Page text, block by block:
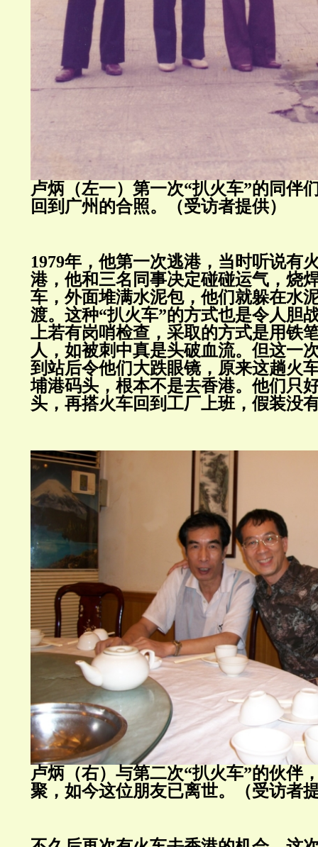
卢炳（左一）第一次“扒火车”的同伴
回到广州的合照。（受访者提供）
1979年，他第一次逃港，当时听说有
港，他和三名同事决定碰碰运气，烧
车，外面堆满水泥包，他们就躲在水
渡。这种“扒火车”的方式也是令人胆
上若有岗哨检查，采取的方式是用铁
人，如被刺中真是头破血流。但这一
到站后令他们大跌眼镜，原来这趟火
埔港码头，根本不是去香港。他们只
头，再搭火车回到工厂上班，假装没
卢炳（右）与第二次“扒火车”的伙伴
聚，如今这位朋友已离世。（受访者